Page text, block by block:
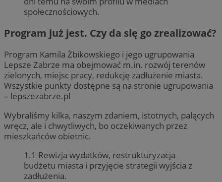
społecznościowych.
Program już jest. Czy da się go zrealizować?
Program Kamila Żbikowskiego i jego ugrupowania
Lepsze Zabrze ma obejmować m.in. rozwój terenów
zielonych, miejsc pracy, redukcję zadłużenie miasta.
Wszystkie punkty dostępne są na stronie ugrupowania
– lepszezabrze.pl
Wybraliśmy kilka, naszym zdaniem, istotnych, palących
wręcz, ale i chwytliwych, bo oczekiwanych przez
mieszkańców obietnic.
1.1 Rewizja wydatków, restrukturyzacja
budżetu miasta i przyjęcie strategii wyjścia z
zadłużenia.